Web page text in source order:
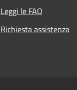
Leggi le FAQ
Richiesta assistenza